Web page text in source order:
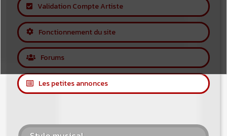
Validation Compte Artiste
Fonctionnement du site
Forums
Les petites annonces